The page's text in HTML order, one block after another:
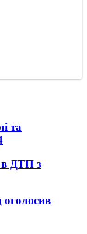
та
в ДТП з
оголосив